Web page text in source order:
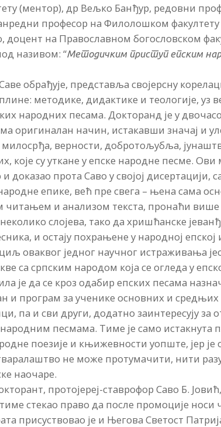
(ментор), др Вељко Банђур, редовни
професор на Филолошком факултету
доцент на Православном богословском
називом: “Методичким приступ епским
обрађује, представља својерсну
методике, дидактике и теологије, уз
народних песама. Докторанд је у
оригиналан начин, истакавши значај и
верности, добротољубља,
које су уткане у епске народне песме. Ови
доказао прота Саво у своjoj дисертацији,
епике, већ пре свега – њена сама
и анализом текста, пронаћи више
слојева, тако да хришћанске
и остају похрањене у народној епској
оваквог једног научног истраживања
са српским народом која се огледа у
је да се кроз одабир епских песама
и програм за ученике основних и
па и сви други, додатно заинтересују за
песмама. Тиме је само истакнута
поезије и књижевности уопште, јер је
не може протумачити, нити
наочаре.
протојереј-ставрофор Саво Б.
стекао право да после промоције носи
присуствовао је и Његова Светост